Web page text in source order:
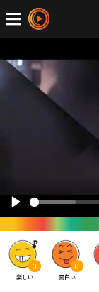
0
楽しい
0
面白い